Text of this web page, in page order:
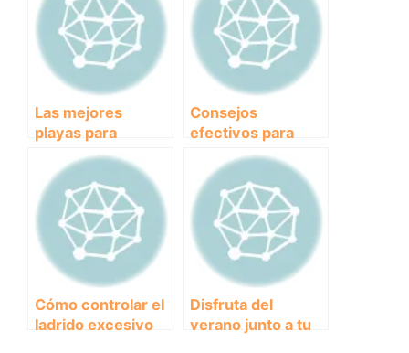
Las mejores
playas para
disfrutar con tu
perro: guía
completa y
actualizada
Consejos
efectivos para
evitar que tu
cachorro muerda
todo a su
alrededor.
Cómo controlar el
ladrido excesivo
Disfruta del
verano junto a tu